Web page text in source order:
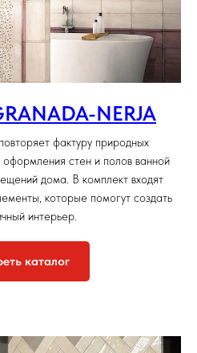
NERJA
фактуру природных
стен и полов ванной
дома. В комплект входят
которые помогут создать
интерьер.
каталог